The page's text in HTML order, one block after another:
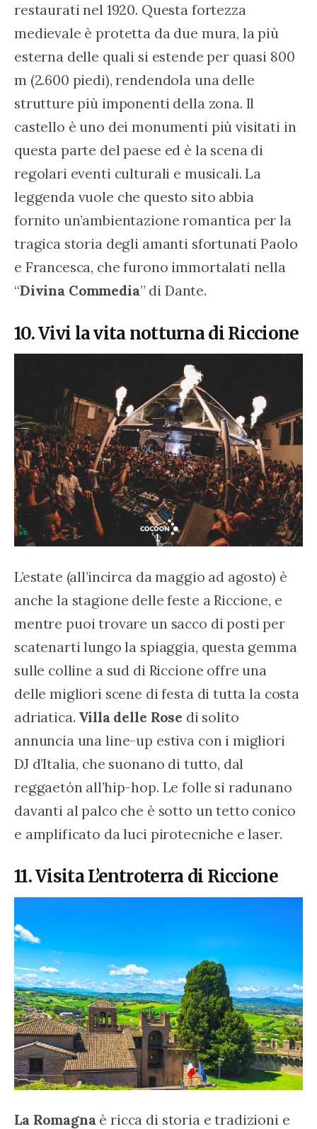
restaurati nel 1920. Questa fortezza
medievale è protetta da due mura, la più
esterna delle quali si estende per quasi 800
m (2.600 piedi), rendendola una delle
strutture più imponenti della zona. Il
castello è uno dei monumenti più visitati in
questa parte del paese ed è la scena di
regolari eventi culturali e musicali. La
leggenda vuole che questo sito abbia
fornito un’ambientazione romantica per la
tragica storia degli amanti sfortunati Paolo
e Francesca, che furono immortalati nella
“Divina Commedia” di Dante.
10. Vivi la vita notturna di Riccione
L’estate (all’incirca da maggio ad agosto) è
anche la stagione delle feste a Riccione, e
mentre puoi trovare un sacco di posti per
scatenarti lungo la spiaggia, questa gemma
sulle colline a sud di Riccione offre una
delle migliori scene di festa di tutta la costa
adriatica. Villa delle Rose di solito
annuncia una line-up estiva con i migliori
DJ d’Italia, che suonano di tutto, dal
reggaetón all’hip-hop. Le folle si radunano
davanti al palco che è sotto un tetto conico
e amplificato da luci pirotecniche e laser.
11. Visita L’entroterra di Riccione
La Romagna è ricca di storia e tradizioni e